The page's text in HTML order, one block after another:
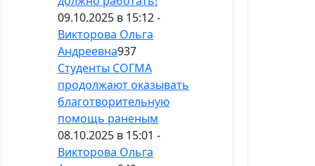
09.10.2025 в 15:12 -
Викторова Ольга
Андреевна937
Студенты СОГМА
продолжают оказывать
благотворительную
помощь раненым
08.10.2025 в 15:01 -
Викторова Ольга